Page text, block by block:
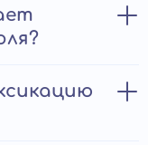
около 1–2
процедура